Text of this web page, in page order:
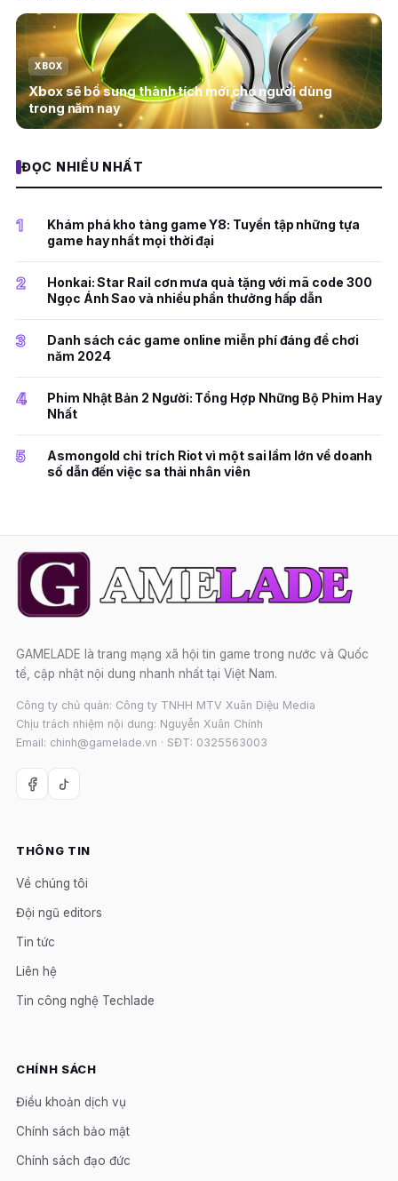
XBOX
Xbox sẽ bổ sung thành tích mới cho người dùng
trong năm nay
ĐỌC NHIỀU NHẤT
1
Khám phá kho tàng game Y8: Tuyển tập những tựa
game hay nhất mọi thời đại
2
Honkai: Star Rail cơn mưa quà tặng với mã code 300
Ngọc Ánh Sao và nhiều phần thưởng hấp dẫn
3
Danh sách các game online miễn phí đáng để chơi
năm 2024
4
Phim Nhật Bản 2 Người: Tổng Hợp Những Bộ Phim Hay
Nhất
5
Asmongold chỉ trích Riot vì một sai lầm lớn về doanh
số dẫn đến việc sa thải nhân viên
GAMELADE là trang mạng xã hội tin game trong nước và Quốc
tế, cập nhật nội dung nhanh nhất tại Việt Nam.
Công ty chủ quản: Công ty TNHH MTV Xuân Diệu Media
Chịu trách nhiệm nội dung: Nguyễn Xuân Chính
Email: chinh@gamelade.vn · SĐT: 0325563003
THÔNG TIN
Về chúng tôi
Đội ngũ editors
Tin tức
Liên hệ
Tin công nghệ Techlade
CHÍNH SÁCH
Điều khoản dịch vụ
Chính sách bảo mật
Chính sách đạo đức